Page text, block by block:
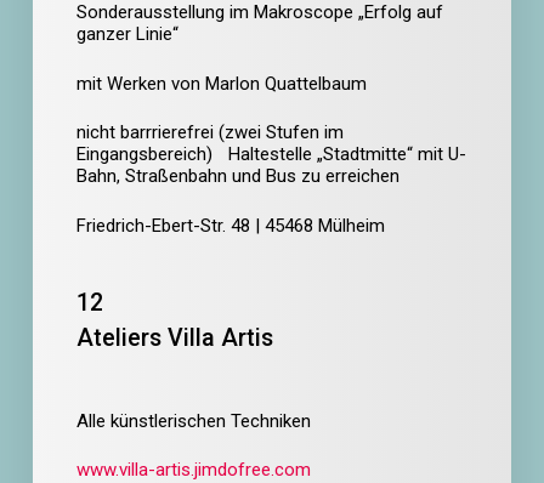
Sonderausstellung im Makroscope „Erfolg auf
ganzer Linie“
mit Werken von Marlon Quattelbaum
nicht barrrierefrei (zwei Stufen im
Eingangsbereich) Haltestelle „Stadtmitte“ mit U-
Bahn, Straßenbahn und Bus zu erreichen
Friedrich-Ebert-Str. 48 | 45468 Mülheim
12
Ateliers Villa Artis
Alle künstlerischen Techniken
www.villa-artis.jimdofree.com